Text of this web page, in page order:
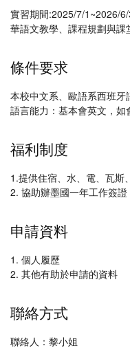
實習期間:2025/7/1~2026/
華語文教學、課程規劃與課
條件要求
本校中文系、歐語系西班牙
語言能力：基本會英文，如
福利制度
1.提供住宿、水、電、瓦斯
2. 協助辦墨國一年工作簽證
申請資料
1. 個人履歷
2. 其他有助於申請的資料
聯絡方式
聯絡人：黎小姐